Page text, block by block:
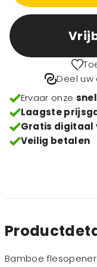
Deel uw
Ervaar onze
Laagste
Gratis digitaal
Veilig betalen
Bamboe